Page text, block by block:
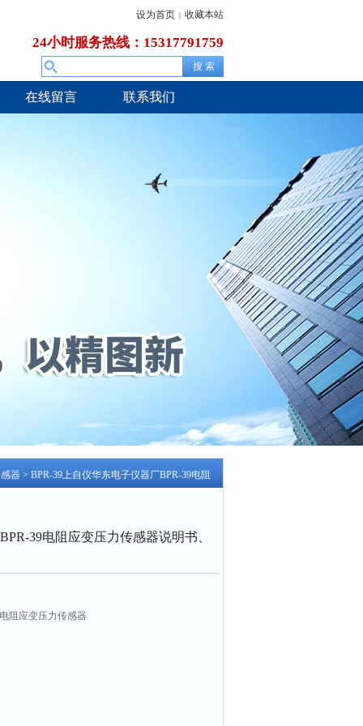
设为首页 | 收藏本站
24小时服务热线：15317791759
在线留言 联系我们
器 > BPR-39上自仪华东电子仪器厂BPR-39电阻
39电阻应变压力传感器说明书、
阻应变压力传感器